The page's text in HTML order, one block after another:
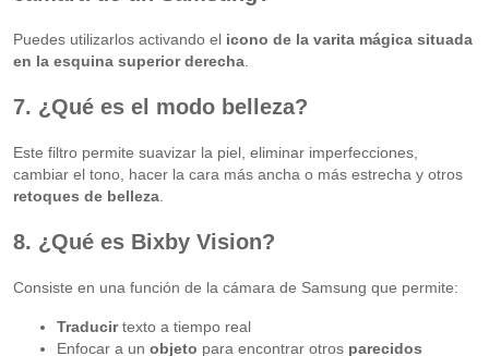
Puedes utilizarlos activando elicono de la varita mágica situada
en la esquina superior derecha.
7. ¿Qué es el modo belleza?
Este filtro permite suavizar la piel, eliminar imperfecciones,
cambiar el tono, hacer la cara más ancha o más estrecha y otros
retoques de belleza.
8. ¿Qué es Bixby Vision?
Consiste en una función de la cámara de Samsung que permite:
Traducirtexto a tiempo real
Enfocar a un objeto para encontrar otros parecidos